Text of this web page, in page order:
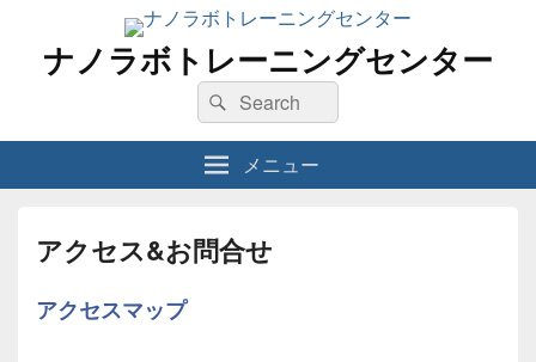
ナノラボトレーニングセンター
検
索
対
象:
検
索
メニュー
アクセス&お問合せ
アクセスマップ